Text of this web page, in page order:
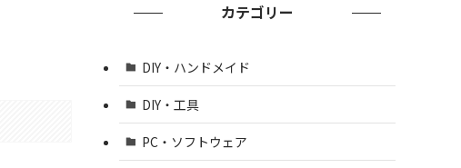
カテゴリー
DIY・ハンドメイド
DIY・工具
PC・ソフトウェア